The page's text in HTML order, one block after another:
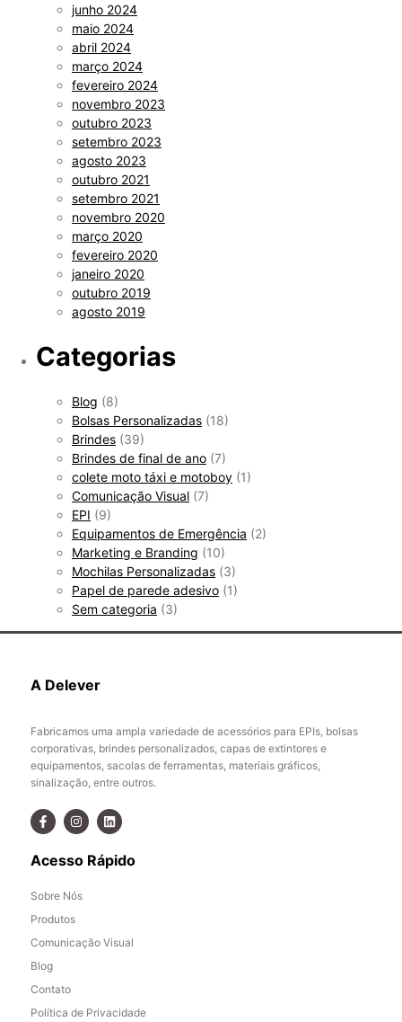
junho 2024
maio 2024
abril 2024
março 2024
fevereiro 2024
novembro 2023
outubro 2023
setembro 2023
agosto 2023
outubro 2021
setembro 2021
novembro 2020
março 2020
fevereiro 2020
janeiro 2020
outubro 2019
agosto 2019
Categorias
Blog (8)
Bolsas Personalizadas (18)
Brindes (39)
Brindes de final de ano (7)
colete moto táxi e motoboy (1)
Comunicação Visual (7)
EPI (9)
Equipamentos de Emergência (2)
Marketing e Branding (10)
Mochilas Personalizadas (3)
Papel de parede adesivo (1)
Sem categoria (3)
A Delever
Fabricamos uma ampla variedade de acessórios para EPIs, bolsas
corporativas, brindes personalizados, capas de extintores e
equipamentos, sacolas de ferramentas, materiais gráficos,
sinalização, entre outros.
Acesso Rápido
Sobre Nós
Produtos
Comunicação Visual
Blog
Contato
Política de Privacidade